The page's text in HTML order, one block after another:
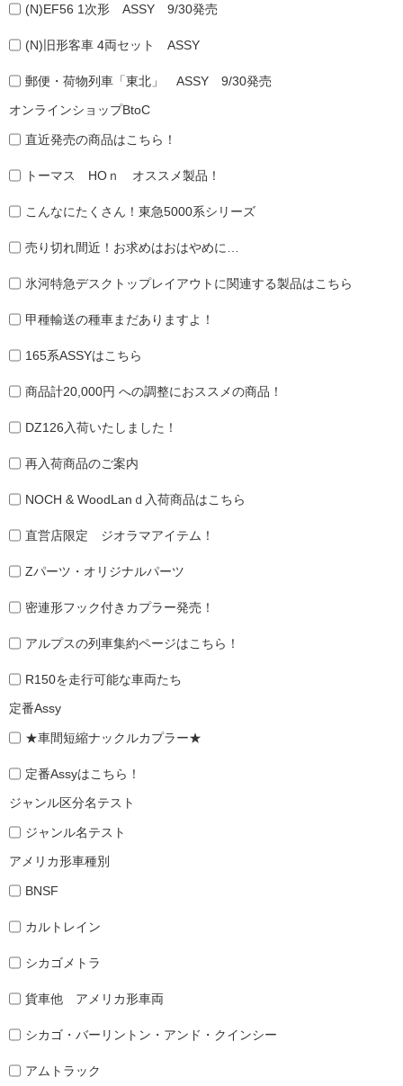
(N)EF56 1次形 ASSY 9/30発売
(N)旧形客車 4両セット ASSY
郵便・荷物列車「東北」 ASSY 9/30発売
オンラインショップBtoC
直近発売の商品はこちら！
トーマス HOｎ オススメ製品！
こんなにたくさん！東急5000系シリーズ
売り切れ間近！お求めはおはやめに…
氷河特急デスクトップレイアウトに関連する製品はこちら
甲種輸送の種車まだありますよ！
165系ASSYはこちら
商品計20,000円 への調整におススメの商品！
DZ126入荷いたしました！
再入荷商品のご案内
NOCH & WoodLanｄ入荷商品はこちら
直営店限定 ジオラマアイテム！
Zパーツ・オリジナルパーツ
密連形フック付きカプラー発売！
アルプスの列車集約ページはこちら！
R150を走行可能な車両たち
定番Assy
★車間短縮ナックルカプラー★
定番Assyはこちら！
ジャンル区分名テスト
ジャンル名テスト
アメリカ形車種別
BNSF
カルトレイン
シカゴメトラ
貨車他 アメリカ形車両
シカゴ・バーリントン・アンド・クインシー
アムトラック